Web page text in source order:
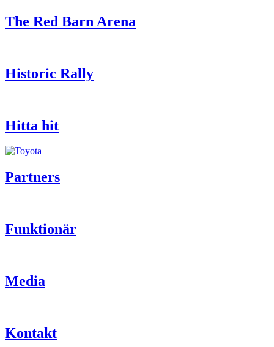
The Red Barn Arena
Historic Rally
Hitta hit
Partners
Funktionär
Media
Kontakt